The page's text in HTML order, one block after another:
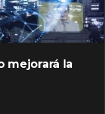
mejorará la